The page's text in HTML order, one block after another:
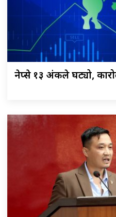
नेप्से १३ अंकले घट्यो,